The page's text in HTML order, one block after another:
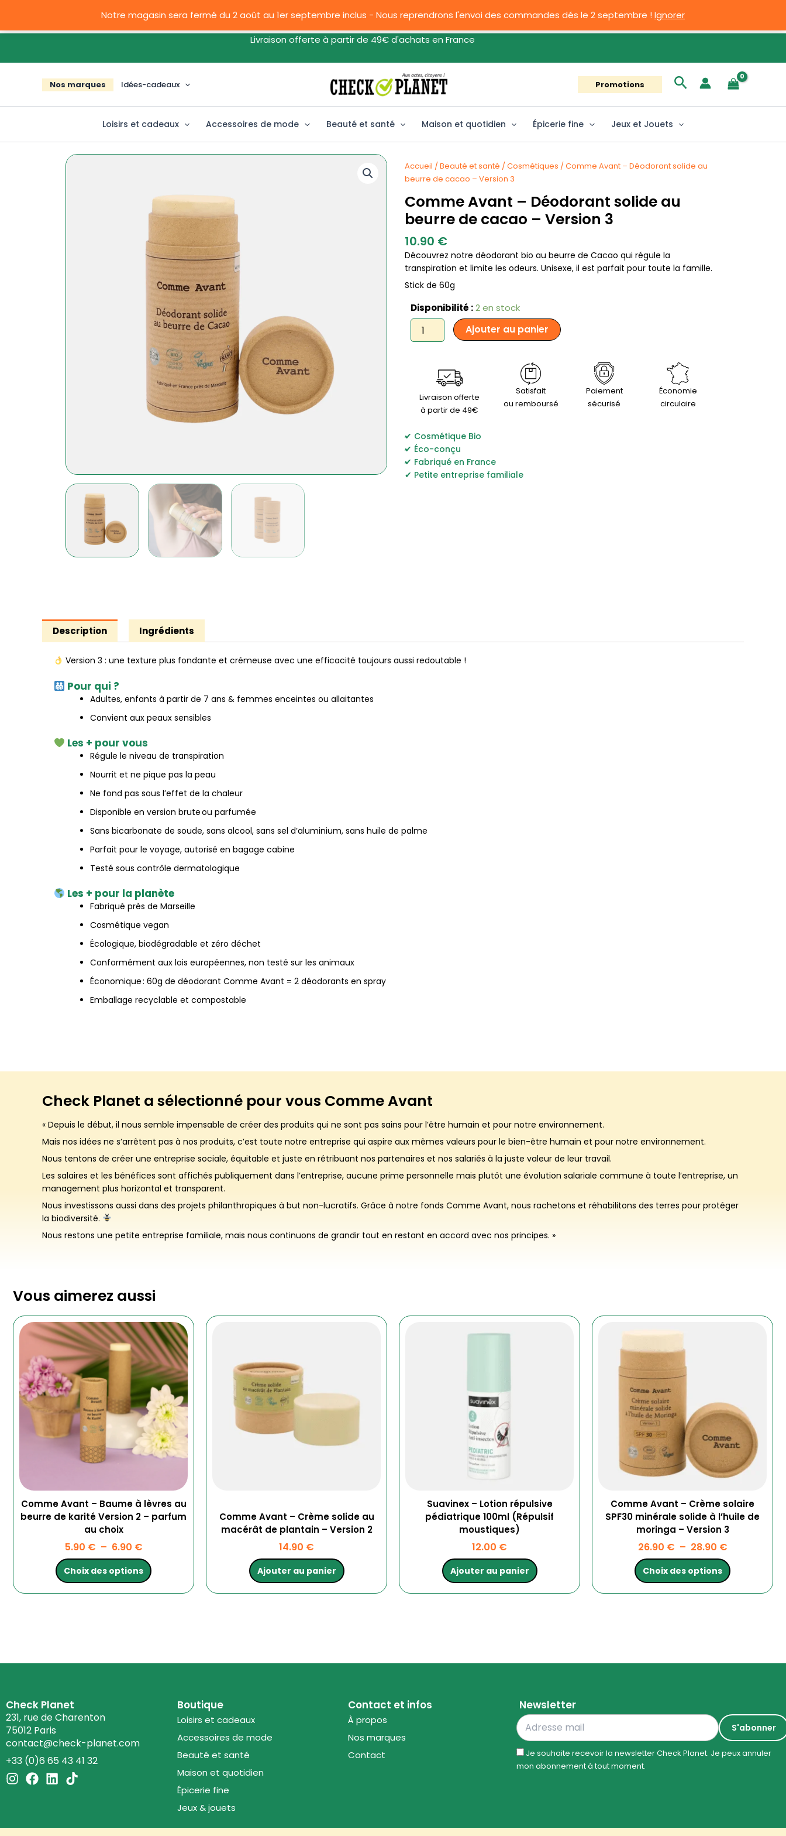
Notre magasin sera fermé du 2 août au 1er septembre inclus - Nous reprendrons l'envoi des commandes dés le 2 septembre !Ignorer
contenu
Livraison offerte à partir de 49€ d'achats en France
Nos marques Idées-cadeaux Promotions Rechercher
Loisirs et cadeaux Accessoires de mode Beauté et santé Maison et quotidien Épicerie fine Jeux et Jouets
Accueil /Beauté et santé /Cosmétiques / Comme Avant – Déodorant solide au
beurre de cacao – Version 3
Comme Avant – Déodorant solide au
beurre de cacao – Version 3
10.90 €
Découvrez notre déodorant bio au beurre de Cacao qui régule la
transpiration et limite les odeurs. Unisexe, il est parfait pour toute la famille.
Stick de 60g
Disponibilité :2 en stock
quantité
de
Comme
Avant
beurre
de
-
Version
3
Ajouter au panier
Livraison offerte
à partir de 49€
Satisfait
ou remboursé
Paiement
sécurisé
Économie
circulaire
Cosmétique Bio
,
Éco-conçu
,
Fabriqué en France
,
Petite entreprise familiale
Description Ingrédients
Version 3 : une texture plus fondante et crémeuse avec une efficacité toujours aussi redoutable !
Pour qui ?
Adultes, enfants à partir de 7 ans & femmes enceintes ou allaitantes
Convient aux peaux sensibles
Les + pour vous
Régule le niveau de transpiration
Nourrit et ne pique pas la peau
Ne fond pas sous l’effet de la chaleur
Disponible en version brute ou parfumée
Sans bicarbonate de soude, sans alcool, sans sel d’aluminium, sans huile de palme
Parfait pour le voyage, autorisé en bagage cabine
Testé sous contrôle dermatologique
Les + pour la planète
Fabriqué près de Marseille
Cosmétique vegan
Écologique, biodégradable et zéro déchet
Conformément aux lois européennes, non testé sur les animaux
Économique : 60g de déodorant Comme Avant = 2 déodorants en spray
Emballage recyclable et compostable
Check Planet a sélectionné pour vous Comme Avant
« Depuis le début, il nous semble impensable de créer des produits qui ne sont pas sains pour l’être humain et pour notre environnement.
Mais nos idées ne s’arrêtent pas à nos produits, c’est toute notre entreprise qui aspire aux mêmes valeurs pour le bien-être humain et pour notre environnement.
Nous tentons de créer une entreprise sociale, équitable et juste en rétribuant nos partenaires et nos salariés à la juste valeur de leur travail.
Les salaires et les bénéfices sont affichés publiquement dans l’entreprise, aucune prime personnelle mais plutôt une évolution salariale commune à toute l’entreprise, un
management plus horizontal et transparent.
Nous investissons aussi dans des projets philanthropiques à but non-lucratifs. Grâce à notre fonds Comme Avant, nous rachetons et réhabilitons des terres pour protéger
la biodiversité.
Nous restons une petite entreprise familiale, mais nous continuons de grandir tout en restant en accord avec nos principes. »
Vous aimerez aussi
Comme Avant – Baume à lèvres au
beurre de karité Version 2 – parfum
au choix
5.90 € – 6.90 €
Plage
de
prix :
5.90 €
à
6.90 €
Choix des options
Ce
produit
a
plusieurs
variations.
Les
options
peuvent
choisies
sur
la
du
produit
Comme Avant – Crème solide au
macérât de plantain – Version 2
14.90 €
Ajouter au panier
Suavinex – Lotion répulsive
pédiatrique 100ml (Répulsif
moustiques)
12.00 €
Ajouter au panier
Comme Avant – Crème solaire
SPF30 minérale solide à l’huile de
moringa – Version 3
26.90 € – 28.90 €
Choix des options
produit
a
variations.
options
peuvent
être
choisies
sur
la
page
produit
Check Planet
231, rue de Charenton
75012 Paris
contact@check-planet.com
+33 (0)6 65 43 41 32
I
n
a
F
a
b
L
i
e
T
i
o
Boutique
Loisirs et cadeaux
Accessoires de mode
Beauté et santé
Maison et quotidien
Épicerie fine
Jeux & jouets
Contact et infos
À propos
Nos marques
Contact
Newsletter
Je souhaite recevoir la newsletter Check Planet. Je peux annuler
mon abonnement à tout moment.